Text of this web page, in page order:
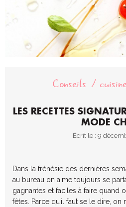
Conseils
LES RECETTES
MODE
Écrit le : 9
Dans la frénésie des dernières
au bureau on aime toujours se
gagnantes et faciles à faire quand
fêtes. Parce qu’il faut se le dire, on